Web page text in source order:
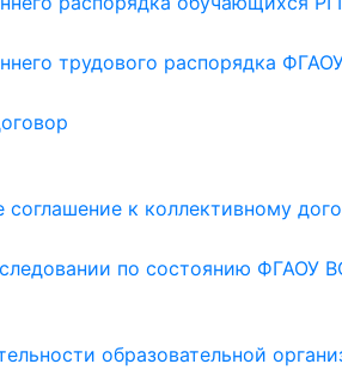
трудового распорядка
соглашение к коллективному
по состоянию ФГАОУ
образовательной